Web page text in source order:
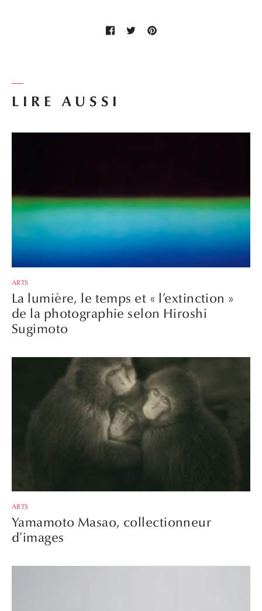
LIRE AUSSI
ARTS
La lumière, le temps et « l’extinction »
de la photographie selon Hiroshi
Sugimoto
ARTS
Yamamoto Masao, collectionneur
d’images